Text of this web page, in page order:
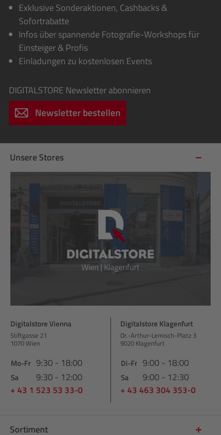
Exklusive Sonderaktionen, Cashbacks &
Sofortrabatte
Infos über spannende Fotografie-Workshops für
Einsteiger & Profis
Einladungen zu kostenlosen Events
DIGITALSTORE Newsletter abonnieren
Newsletter bestellen
Unsere Stores
Digitalstore Vienna
Stiftgasse 21
1070 Wien
Mo-Fr 9:30 - 18:00
Sa 9:30 - 12:00
+ 43 1 523 53 33-0
Digitalstore Klagenfurt
Dr.-Arthur-Lemisch-Platz 3
9020 Klagenfurt
Di-Fr 9:00 - 18:00
Sa 9:00 - 12:30
+ 43 463 304 353-0
Sortiment